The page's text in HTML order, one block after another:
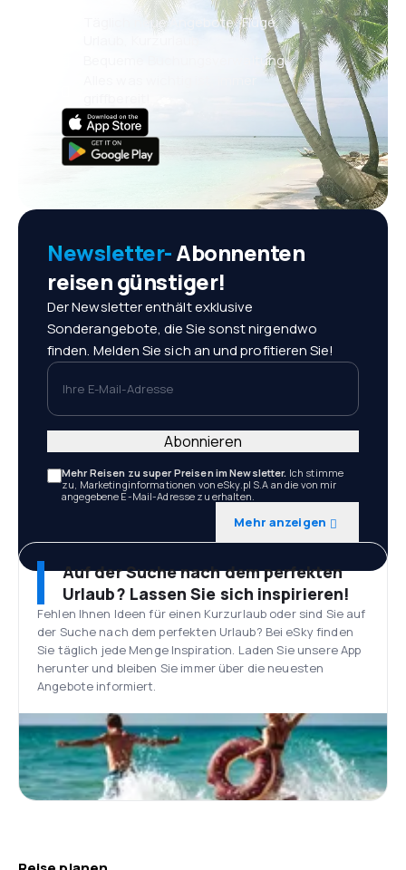
Täglich neue Angebote: Flüge,
Bequeme Buchungsverwaltung
Newsletter-Abonnenten
reisen günstiger!
Der Newsletter enthält exklusive
Sonderangebote, die Sie sonst nirgendwo
finden. Melden Sie sich an und profitieren Sie!
Ihre E-Mail-Adresse
Mehr Reisen zu super Preisen im Newsletter. Ich stimme
zu, Marketinginformationen von eSky.pl S.A an die von mir
angegebene E-Mail-Adresse zu erhalten.
Mehr anzeigen
Abonnieren
Auf der Suche nach dem perfekten
Urlaub? Lassen Sie sich inspirieren!
Fehlen Ihnen Ideen für einen Kurzurlaub oder sind Sie auf
der Suche nach dem perfekten Urlaub? Bei eSky finden
Sie täglich jede Menge Inspiration. Laden Sie unsere App
herunter und bleiben Sie immer über die neuesten
Angebote informiert.